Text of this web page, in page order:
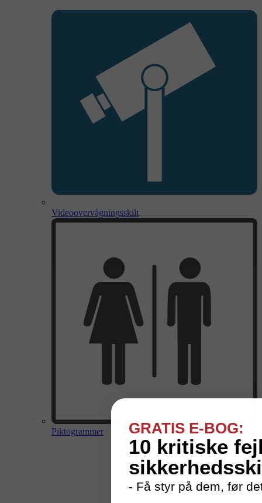
Videoovervågningsskilt
Piktogrammer GRATIS E-BOG:
10 kritiske
- Få styr på dem, før